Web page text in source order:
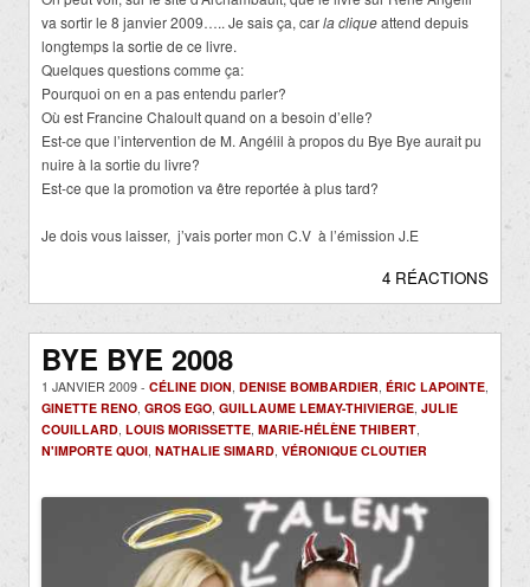
va sortir le 8 janvier 2009….. Je sais ça, carla cliqueattend depuis
longtemps la sortie de ce livre.
Quelques questions comme ça:
Pourquoi on en a pas entendu parler?
Où est Francine Chaloult quand on a besoin d’elle?
Est-ce que l’intervention de M. Angélil à propos du Bye Bye aurait pu
nuire à la sortie du livre?
Est-ce que la promotion va être reportée à plus tard?
Je dois vous laisser, j’vais porter mon C.V à l’émission J.E
4 RÉACTIONS
BYE BYE 2008
1 JANVIER 2009 - CÉLINE DION DENISE BOMBARDIER ÉRIC LAPOINTE
GINETTE RENO GROS EGO GUILLAUME LEMAY-THIVIERGE JULIE
COUILLARD LOUIS MORISSETTE MARIE-HÉLÈNE THIBERT
N'IMPORTE QUOI NATHALIE SIMARD VÉRONIQUE CLOUTIER